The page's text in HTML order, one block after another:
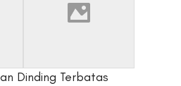
Dinding Terbatas